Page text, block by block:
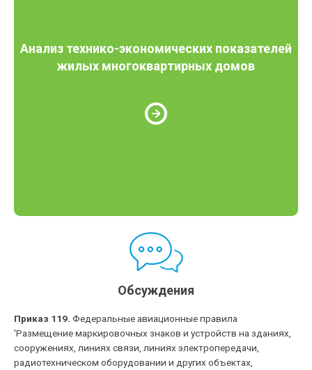
Анализ технико-экономических показателей
жилых многоквартирных домов
Обсуждения
Приказ 119. Федеральные авиационные правила
'Размещение маркировочных знаков и устройств на зданиях,
сооружениях, линиях связи, линиях электропередачи,
радиотехническом оборудовании и других объектах,